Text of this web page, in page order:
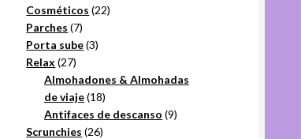
Cosméticos 2222
Parches 77
productos
Porta sube 33
Relax 2727
productos
Almohadones & Almohadas
de viaje 1818
productos
Antifaces de descanso 99
Scrunchies 2626